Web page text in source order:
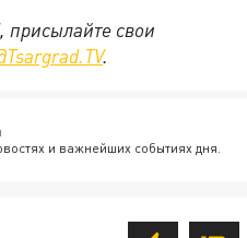
присылайте свои
.
и важнейших событиях дня.